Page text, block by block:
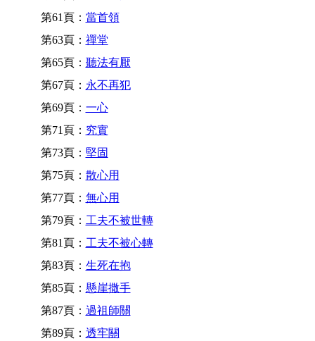
第61頁： 當首領
第63頁： 禪堂
第65頁： 聽法有厭
第67頁： 永不再犯
第69頁： 一心
第71頁： 究實
第73頁： 堅固
第75頁： 散心用
第77頁： 無心用
第79頁： 工夫不被世轉
第81頁： 工夫不被心轉
第83頁： 生死在抱
第85頁： 懸崖撒手
第87頁： 過祖師關
第89頁： 透牢關